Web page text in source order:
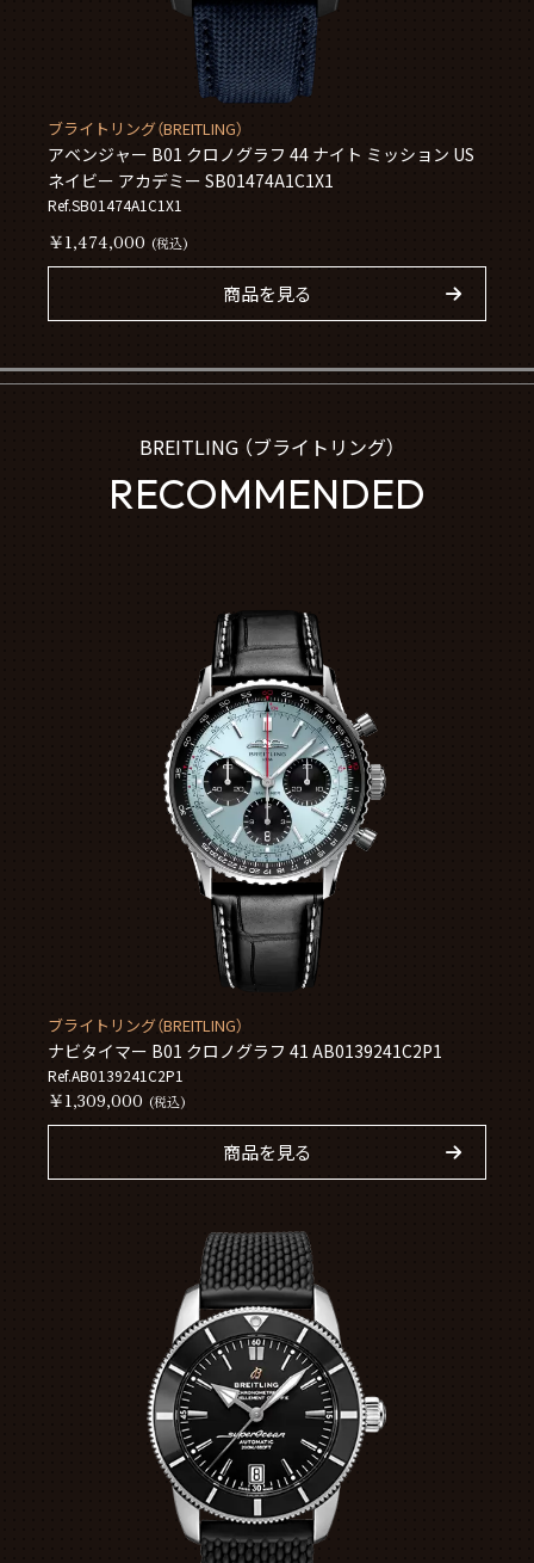
ブライトリング（BREITLING）
アベンジャー B01 クロノグラフ 44 ナイト ミッション US
ネイビー アカデミー SB01474A1C1X1
Ref.SB01474A1C1X1
￥1,474,000 (税込)
商品を見る
BREITLING （ブライトリング）
RECOMMENDED
ブライトリング（BREITLING）
ナビタイマー B01 クロノグラフ 41 AB0139241C2P1
Ref.AB0139241C2P1
￥1,309,000 (税込)
商品を見る